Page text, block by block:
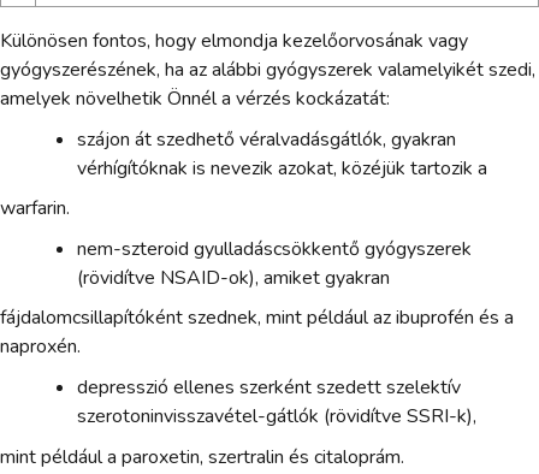
Különösen fontos, hogy elmondja kezelőorvosának vagy
gyógyszerészének, ha az alábbi gyógyszerek valamelyikét szedi,
amelyek növelhetik Önnél a vérzés kockázatát:
szájon át szedhető véralvadásgátlók, gyakran
vérhígítóknak is nevezik azokat, közéjük tartozik a
warfarin.
nem-szteroid gyulladáscsökkentő gyógyszerek
(rövidítve NSAID-ok), amiket gyakran
fájdalomcsillapítóként szednek, mint például az ibuprofén és a
naproxén.
depresszió ellenes szerként szedett szelektív
szerotoninvisszavétel-gátlók (rövidítve SSRI-k),
mint például a paroxetin, szertralin és citaloprám.